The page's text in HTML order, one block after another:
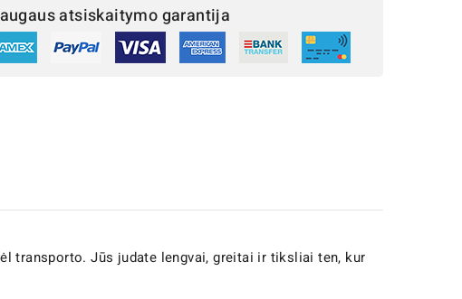
atsiskaitymo garantija
transporto. Jūs judate lengvai, greitai ir tiksliai ten, kur